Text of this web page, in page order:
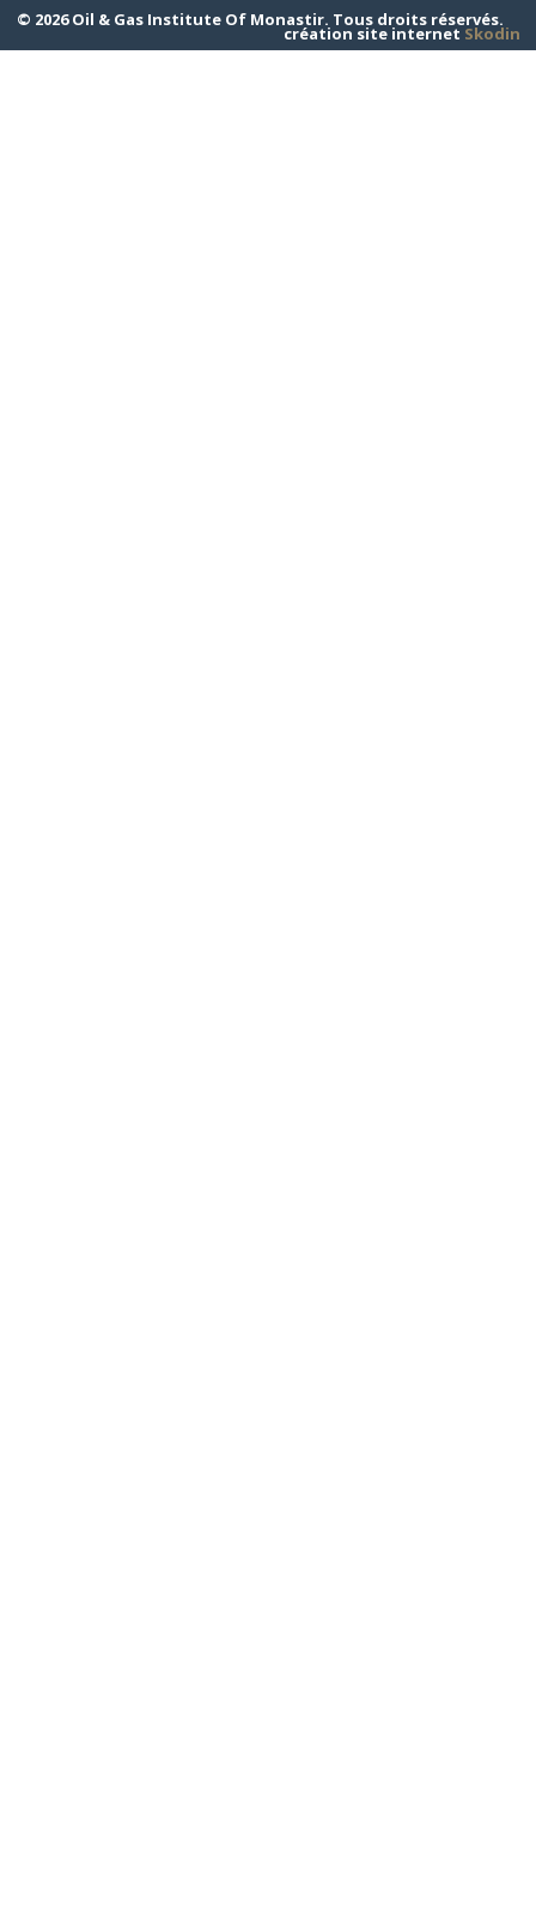
© 2026 Oil & Gas Institute Of Monastir. Tous droits réservés.
création site internet Skodin